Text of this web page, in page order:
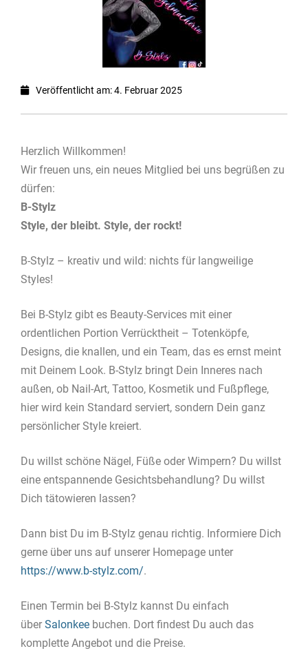
Veröffentlicht am: 4. Februar 2025
Herzlich Willkommen!
Wir freuen uns, ein neues Mitglied bei uns begrüßen zu
dürfen:
B-Stylz
Style, der bleibt. Style, der rockt!
B-Stylz – kreativ und wild: nichts für langweilige
Styles!
Bei B-Stylz gibt es Beauty-Services mit einer
ordentlichen Portion Verrücktheit – Totenköpfe,
Designs, die knallen, und ein Team, das es ernst meint
mit Deinem Look. B-Stylz bringt Dein Inneres nach
außen, ob Nail-Art, Tattoo, Kosmetik und Fußpflege,
hier wird kein Standard serviert, sondern Dein ganz
persönlicher Style kreiert.
Du willst schöne Nägel, Füße oder Wimpern? Du willst
eine entspannende Gesichtsbehandlung? Du willst
Dich tätowieren lassen?
Dann bist Du im B-Stylz genau richtig. Informiere Dich
gerne über uns auf unserer Homepage unter
https://www.b-stylz.com/.
Einen Termin bei B-Stylz kannst Du einfach
über Salonkee buchen. Dort findest Du auch das
komplette Angebot und die Preise.